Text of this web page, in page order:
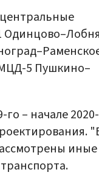
5 Пушкино–
– начале
иные